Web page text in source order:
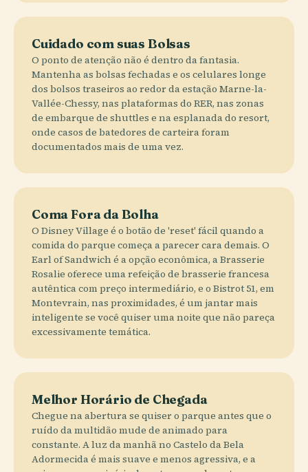
Cuidado com suas Bolsas
O ponto de atenção não é dentro da fantasia.
Mantenha as bolsas fechadas e os celulares longe
dos bolsos traseiros ao redor da estação Marne-la-
Vallée-Chessy, nas plataformas do RER, nas zonas
de embarque de shuttles e na esplanada do resort,
onde casos de batedores de carteira foram
documentados mais de uma vez.
Coma Fora da Bolha
O Disney Village é o botão de 'reset' fácil quando a
comida do parque começa a parecer cara demais. O
Earl of Sandwich é a opção econômica, a Brasserie
Rosalie oferece uma refeição de brasserie francesa
autêntica com preço intermediário, e o Bistrot 51, em
Montevrain, nas proximidades, é um jantar mais
inteligente se você quiser uma noite que não pareça
excessivamente temática.
Melhor Horário de Chegada
Chegue na abertura se quiser o parque antes que o
ruído da multidão mude de animado para
constante. A luz da manhã no Castelo da Bela
Adormecida é mais suave e menos agressiva, e a